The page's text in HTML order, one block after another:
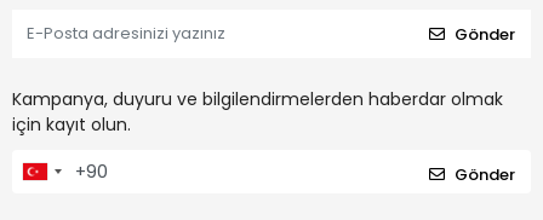
Gönder
Kampanya, duyuru ve bilgilendirmelerden haberdar olmak
için kayıt olun.
Gönder